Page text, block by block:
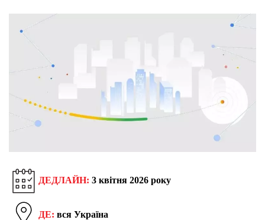
ДЕДЛАЙН: 3 квітня 2026 року
ДЕ: вся Україна